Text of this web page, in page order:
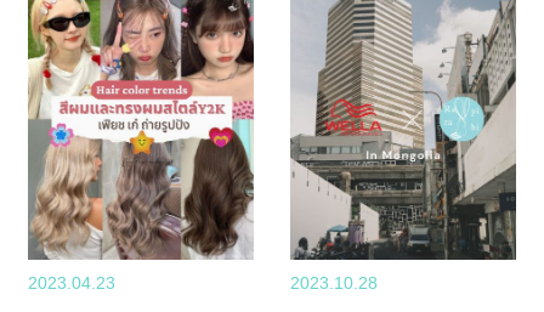
2023.04.23 2023.10.28